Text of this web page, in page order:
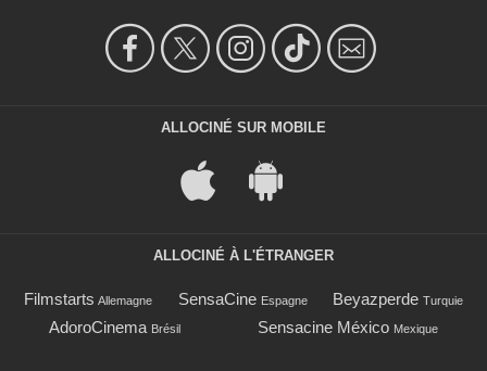
ALLOCINÉ SUR MOBILE
ALLOCINÉ À L'ÉTRANGER
Filmstarts Allemagne SensaCine Espagne Beyazperde Turquie
AdoroCinema Brésil Sensacine México Mexique